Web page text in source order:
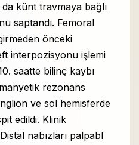
künt travmaya bağlı
saptandı. Femoral
önceki
interpozisyonu işlemi
saatte bilinç kaybı
rezonans
ve sol hemisferde
edildi. Klinik
nabızları palpabl